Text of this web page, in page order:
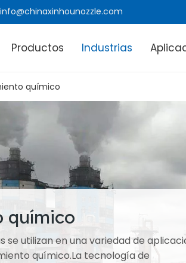
info@chinaxinhounozzle.com
Productos Industrias
químico
químico
se utilizan en una variedad de
químico.La tecnología de